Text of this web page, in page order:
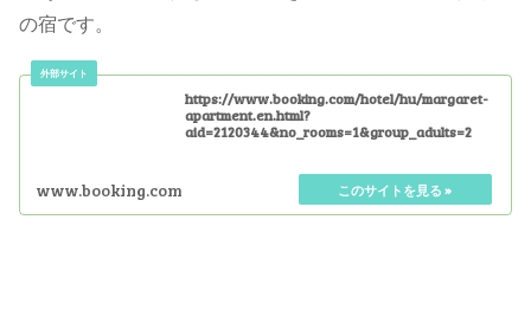
の宿です。
https://www.booking.com/hotel/hu/margaret-
apartment.en.html?
aid=2120344&no_rooms=1&group_adults=2
www.booking.com